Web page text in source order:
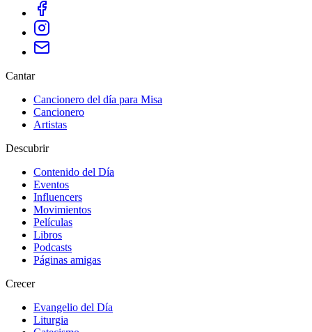
Cantar
Cancionero del día para Misa
Cancionero
Artistas
Descubrir
Contenido del Día
Eventos
Influencers
Movimientos
Películas
Libros
Podcasts
Páginas amigas
Crecer
Evangelio del Día
Liturgia